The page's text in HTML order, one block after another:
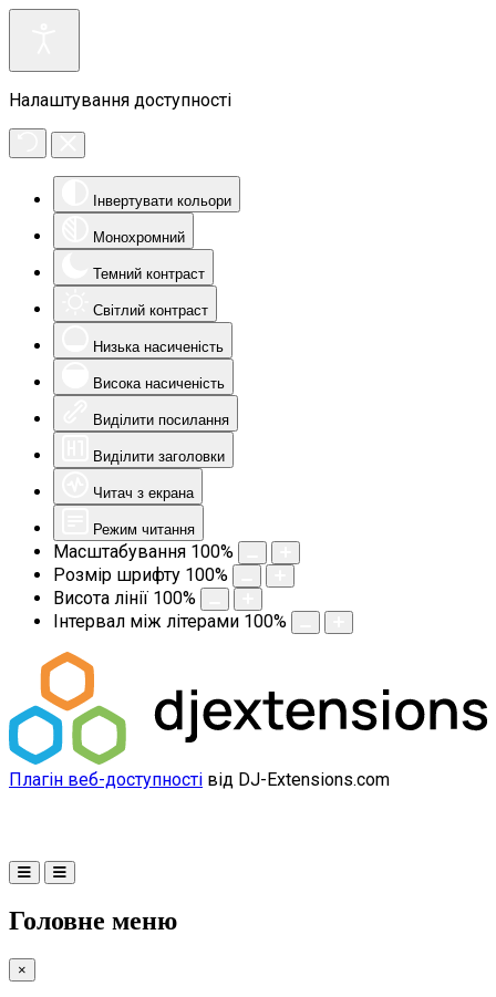
Налаштування доступності
Інвертувати кольори
Монохромний
Темний контраст
Світлий контраст
Низька насиченість
Висока насиченість
Виділити посилання
Виділити заголовки
Читач з екрана
Режим читання
Масштабування 100%
Розмір шрифту 100%
Висота лінії 100%
Інтервал між літерами 100%
Плагін веб-доступності від DJ-Extensions.com
Головне меню
×